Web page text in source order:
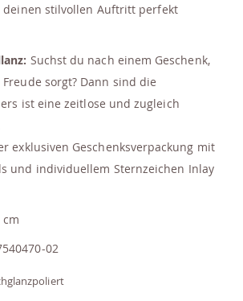
deinen stilvollen Auftritt perfekt
Suchst du nach einem Geschenk,
sorgt? Dann sind die
ist eine zeitlose und zugleich
exklusiven Geschenksverpackung mit
und individuellem Sternzeichen Inlay
cm
02